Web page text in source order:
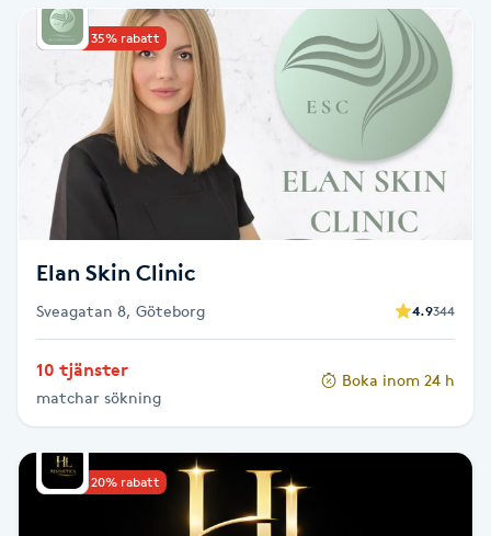
Eyeliner-tatuering
Face framing
Faceliftmassage
Fettreducering
Fibromassage
Fotmassage
Upp till 35% rabatt
Elan Skin Clinic
Sveagatan 8, Göteborg 4.9344
10 tjänster
matchar sökning
Boka inom 24 h
Upp till 20% rabatt